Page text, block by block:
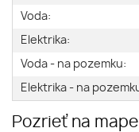
Voda:
Elektrika:
Voda - na pozemku:
Elektrika - na
Pozrieť na mape